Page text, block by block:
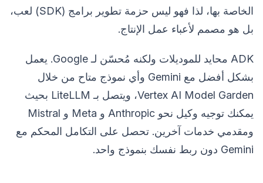
الخاصة بها، لذا فهو ليس حزمة تطوير برامج (SDK) لعب،
بل هو مصمم لأعباء عمل الإنتاج.
ADK محايد للموديلات ولكنه مُحسّن لـ Google. يعمل
بشكل أفضل مع Gemini وأي نموذج متاح من خلال
Vertex AI Model Garden، ويتصل بـ LiteLLM بحيث
يمكنك توجيه وكيل نحو Anthropic و Meta و Mistral
ومقدمي خدمات آخرين. تحصل على التكامل المحكم مع
Gemini دون ربط نفسك بنموذج واحد.